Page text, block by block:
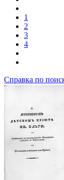
1
2
3
4
Справка по